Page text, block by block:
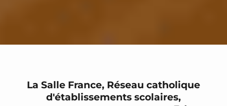
La Salle France, Réseau catholique
d'établissements scolaires,